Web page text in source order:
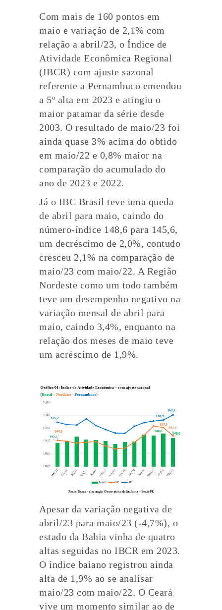
Com mais de 160 pontos em
maio e variação de 2,1% com
relação a abril/23, o Índice de
Atividade Econômica Regional
(IBCR) com ajuste sazonal
referente a Pernambuco emendou
a 5º alta em 2023 e atingiu o
maior patamar da série desde
2003. O resultado de maio/23 foi
ainda quase 3% acima do obtido
em maio/22 e 0,8% maior na
comparação do acumulado do
ano de 2023 e 2022.
Já o IBC Brasil teve uma queda
de abril para maio, caindo do
número-índice 148,6 para 145,6,
um decréscimo de 2,0%, contudo
cresceu 2,1% na comparação de
maio/23 com maio/22. A Região
Nordeste como um todo também
teve um desempenho negativo na
variação mensal de abril para
maio, caindo 3,4%, enquanto na
relação dos meses de maio teve
um acréscimo de 1,9%.
Apesar da variação negativa de
abril/23 para maio/23 (-4,7%), o
estado da Bahia vinha de quatro
altas seguidas no IBCR em 2023.
O índice baiano registrou ainda
alta de 1,9% ao se analisar
maio/23 com maio/22. O Ceará
vive um momento similar ao de